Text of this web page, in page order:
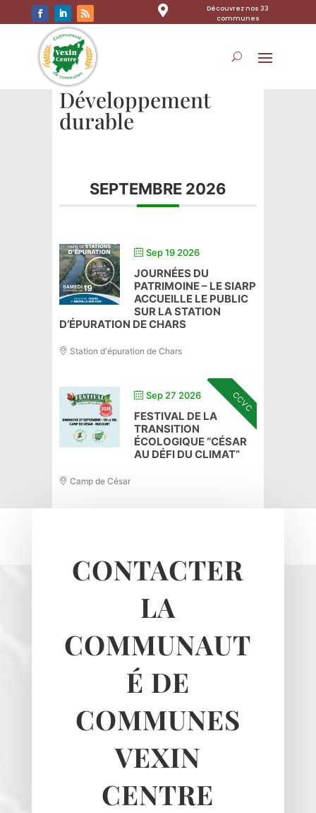

Découvrez nos 33
communes
Développement
durable
SEPTEMBRE 2026
Sep 19 2026
JOURNÉES DU
PATRIMOINE – LE SIARP
ACCUEILLE LE PUBLIC
SUR LA STATION
D’ÉPURATION DE CHARS
Station d'épuration de Chars
Sep 27 2026 CCVC
FESTIVAL DE LA
TRANSITION
ÉCOLOGIQUE “CÉSAR
AU DÉFI DU CLIMAT”
Camp de César
CONTACTER
LA
COMMUNAUT
É DE
COMMUNES
VEXIN
CENTRE